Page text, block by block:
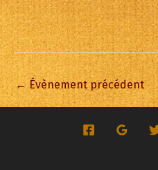
←Évènement précédent